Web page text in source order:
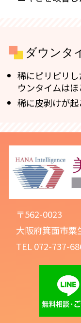
ダウンタ
稀にピリピリ
ウンタイムはほ
稀に皮剥けが起
〒562-0023
大阪府箕面市粟
TEL 072-737-